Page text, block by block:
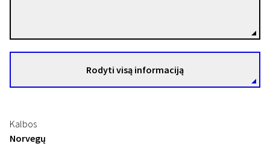
Rodyti visą informaciją
Kalbos
Norvegų